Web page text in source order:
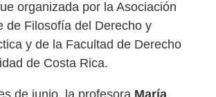
organizada por la Asociación
de Filosofía del Derecho y
y de la Facultad de Derecho
de Costa Rica.